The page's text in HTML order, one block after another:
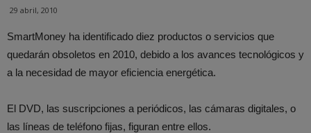
29 abril, 2010
SmartMoney ha identificado diez productos o servicios que
quedarán obsoletos en 2010, debido a los avances tecnológicos y
a la necesidad de mayor eficiencia energética.
El DVD, las suscripciones a periódicos, las cámaras digitales, o
las líneas de teléfono fijas, figuran entre ellos.